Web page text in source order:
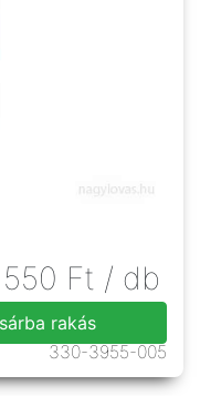
Ft / db
rakás
330-3955-005